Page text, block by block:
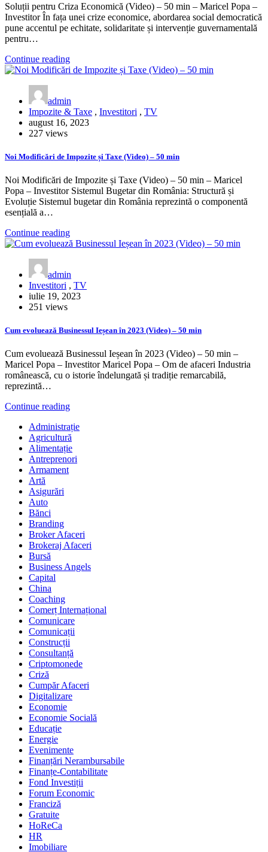
Soluții pentru Criza Economică (Video) – 50 min – Maricel Popa –
Investitor În fața unei crize economice, abordarea social democratică
pune accentul pe echitate, solidaritate și intervenție guvernamentală
pentru…
Continue reading
admin
Impozite & Taxe , Investitori , TV
august 16, 2023
227 views
Noi Modificări de Impozite și Taxe (Video) – 50 min
Noi Modificări de Impozite și Taxe (Video) – 50 min – Maricel
Popa – Investitor Sistemul Bugetar din România: Structură și
Evoluție Sistemul bugetar din România reprezintă o componentă
esențială a…
Continue reading
admin
Investitori , TV
iulie 19, 2023
251 views
Cum evoluează Businessul Ieșean în 2023 (Video) – 50 min
Cum evoluează Businessul Ieșean în 2023 (Video) – 50 min –
Maricel Popa – Investitor Maricel Popa – Om de afaceri Industria
românească, cu o istorie îndelungată și tradiție remarcabilă,
reprezintă…
Continue reading
Administrație
Agricultură
Alimentație
Antreprenori
Armament
Artă
Asigurări
Auto
Bănci
Branding
Broker Afaceri
Brokeraj Afaceri
Bursă
Business Angels
Capital
China
Coaching
Comerț Internațional
Comunicare
Comunicații
Construcții
Consultanță
Criptomonede
Criză
Cumpăr Afaceri
Digitalizare
Economie
Economie Socială
Educație
Energie
Evenimente
Finanțări Nerambursabile
Finanțe-Contabilitate
Fond Investiții
Forum Economic
Franciză
Gratuite
HoReCa
HR
Imobiliare